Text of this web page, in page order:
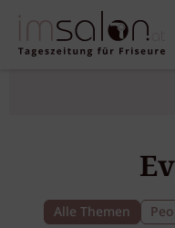
Alle Themen